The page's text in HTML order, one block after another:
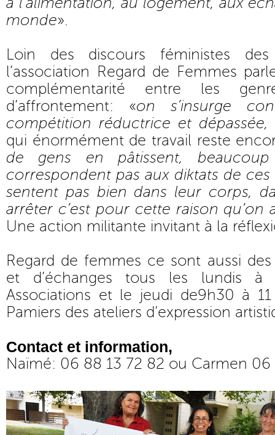
monde».
Loin des discours féministes
l’association Regard de Femmes
complémentarité entre les
d’affrontement: «on s’insurge
compétition réductrice et dépassée,
qui énormément de travail reste
de gens en pâtissent,
correspondent pas aux diktats de
sentent pas bien dans leur corps,
arrêter c’est pour cette raison
Une action militante invitant à la
Regard de femmes ce sont aussi
et d’échanges tous les lundis
Associations et le jeudi de9h30 à
Pamiers des ateliers d’expression
Contact et information,
Naïmé: 06 88 13 72 82 ou Carmen